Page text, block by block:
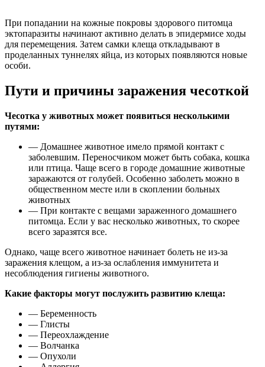
При попадании на кожные покровы здорового питомца
эктопаразиты начинают активно делать в эпидермисе ходы
для перемещения. Затем самки клеща откладывают в
проделанных туннелях яйца, из которых появляются новые
особи.
Пути и причины заражения чесоткой
Чесотка у животных может появиться несколькими
путями:
— Домашнее животное имело прямой контакт с
заболевшим. Переносчиком может быть собака, кошка
или птица. Чаще всего в городе домашние животные
заражаются от голубей. Особенно заболеть можно в
общественном месте или в скоплении больных
животных
— При контакте с вещами зараженного домашнего
питомца. Если у вас несколько животных, то скорее
всего заразятся все.
Однако, чаще всего животное начинает болеть не из-за
заражения клещом, а из-за ослабления иммунитета и
несоблюдения гигиены животного.
Какие факторы могут послужить развитию клеща:
— Беременность
— Глисты
— Переохлаждение
— Волчанка
— Опухоли